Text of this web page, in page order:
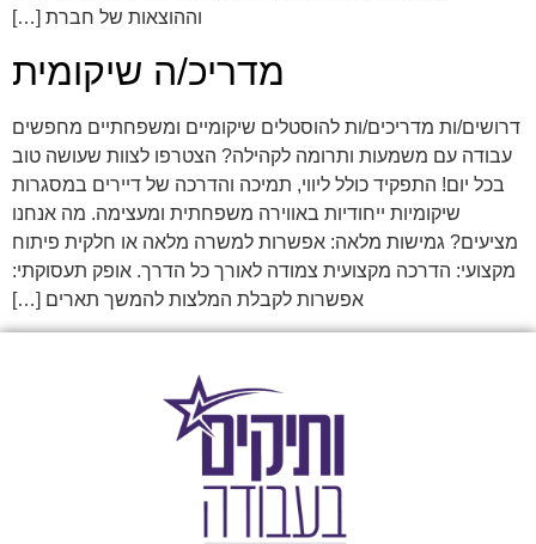
וההוצאות של חברת […]
מדריכ/ה שיקומית
דרושים/ות מדריכים/ות להוסטלים שיקומיים ומשפחתיים מחפשים
עבודה עם משמעות ותרומה לקהילה? הצטרפו לצוות שעושה טוב
בכל יום! התפקיד כולל ליווי, תמיכה והדרכה של דיירים במסגרות
שיקומיות ייחודיות באווירה משפחתית ומעצימה. מה אנחנו
מציעים? גמישות מלאה: אפשרות למשרה מלאה או חלקית פיתוח
מקצועי: הדרכה מקצועית צמודה לאורך כל הדרך. אופק תעסוקתי:
אפשרות לקבלת המלצות להמשך תארים […]